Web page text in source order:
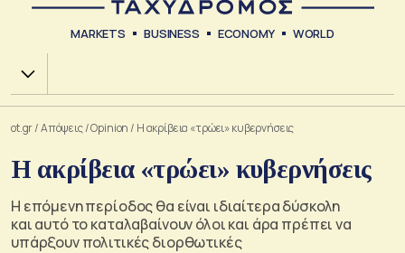
MARKETS BUSINESS ECONOMY WORLD
Χ.Α.
ot.gr/Απόψεις/Opinion / H ακρίβεια «τρώει» κυβερνήσεις
H ακρίβεια «τρώει» κυβερνήσεις
Η επόμενη περίοδος θα είναι ιδιαίτερα δύσκολη
και αυτό το καταλαβαίνουν όλοι και άρα πρέπει να
υπάρξουν πολιτικές διορθωτικές